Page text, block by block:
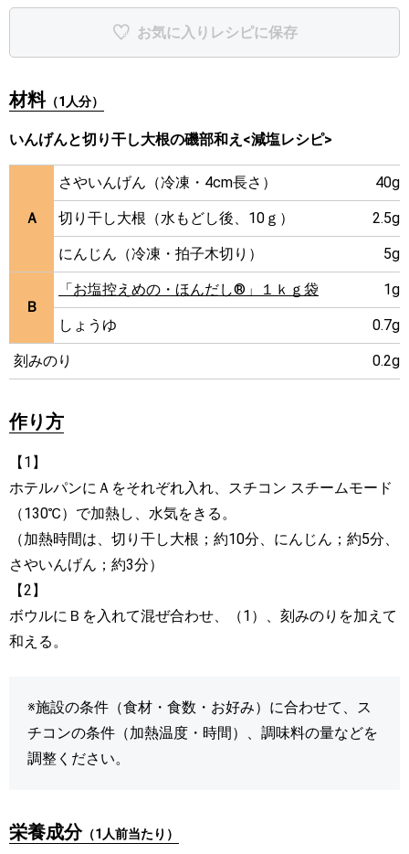
お気に入りレシピに保存
材料（1人分）
いんげんと切り干し大根の磯部和え<減塩レシピ>
Ａ
さやいんげん（冷凍・4cm長さ） 40g
切り干し大根（水もどし後、10ｇ） 2.5g
にんじん（冷凍・拍子木切り） 5g
Ｂ
「お塩控えめの・ほんだし®」１ｋｇ袋 1g
しょうゆ 0.7g
刻みのり 0.2g
作り方
【1】
ホテルパンにＡをそれぞれ入れ、スチコン スチームモード
（130℃）で加熱し、水気をきる。
（加熱時間は、切り干し大根；約10分、にんじん；約5分、
さやいんげん；約3分）
【2】
ボウルにＢを入れて混ぜ合わせ、（1）、刻みのりを加えて
和える。
※施設の条件（食材・食数・お好み）に合わせて、ス
チコンの条件（加熱温度・時間）、調味料の量などを
調整ください。
栄養成分（1人前当たり）